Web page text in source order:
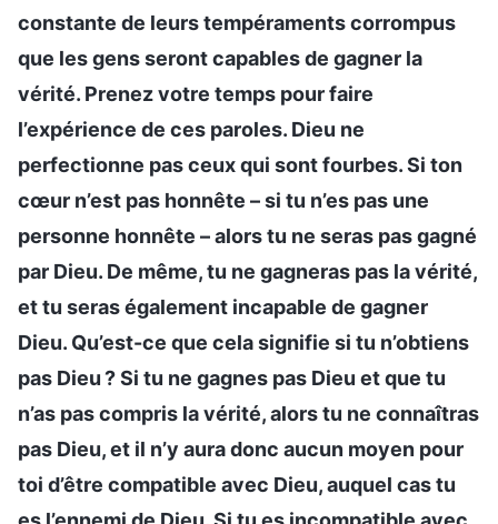
constante de leurs tempéraments corrompus
que les gens seront capables de gagner la
vérité. Prenez votre temps pour faire
l’expérience de ces paroles. Dieu ne
perfectionne pas ceux qui sont fourbes. Si ton
cœur n’est pas honnête – si tu n’es pas une
personne honnête – alors tu ne seras pas gagné
par Dieu. De même, tu ne gagneras pas la vérité,
et tu seras également incapable de gagner
Dieu. Qu’est-ce que cela signifie si tu n’obtiens
pas Dieu ? Si tu ne gagnes pas Dieu et que tu
n’as pas compris la vérité, alors tu ne connaîtras
pas Dieu, et il n’y aura donc aucun moyen pour
toi d’être compatible avec Dieu, auquel cas tu